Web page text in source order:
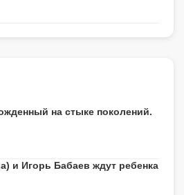
на стыке поколений.
и Игорь Бабаев ждут ребенка